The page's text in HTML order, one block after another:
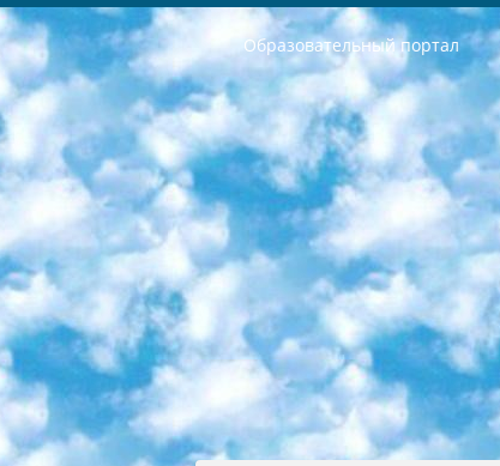
Образовательный портал
РЕСПУБЛИКА УЗБЕКИСТАН МИНИСТРЕРСТВО ДОШКОЛЬНОГО И ШКОЛЬНОГО ОБРАЗОВАНИЯ КОМАНДА в общеобразовательных учреждениях в 2023-2024 учебном году организация и проведение итоговой государственной аттестации обучающихся о Министра дошкольного и школьного образования Республики Узбекистан от 4 марта 2008 года (постановлением Минюста от 20 марта 2008 года № 1778 государственной регистрации) «Итоговое состояние учащихся общего среднего образования на основании положения об утверждении положения об аттестации общего среднего образования выпускной экзамен студентов в образовательных учреждениях в 2023-2024 учебном году В целях организации и прохождения аттестации приказываю: 1. Следующее: перечень предметов, по которым будет проводиться итоговая государственная аттестация и экзамен формы перевода согласно приложению 1; сертификаты международного образца, оценивающие уровень владения иностранными языками перечень согласно приложению 2; 2. Педагогический при специализированных образовательных учреждениях. научно-практический центр квалификации и международной оценки (Д.Давидова) 2024 г. До 25 марта: задания по предметам, по которым будет проводиться итоговая аттестация разработка и утверждение технических условий; итоговая аттестация на основании разработанного предметного задания разработка вопросов по предметам (устно и письменно), экзамен передача; общеобразовательные средние школы и специальные учебные заведения учащиеся выпускных классов школ и интернатов в агентской системе подготовка базы данных экзаменационных материалов и критериев оценки; перевод базы экзаменационных материалов на все языки обучения подать в Республиканский образовательный центр для изготовления; варианты экзаменов на основе разработанных контрольных материалов пусть будут поставлены задачи формирования. 3. Республиканский образовательный центр (Ш.Худайкулов) до 5 апреля 2024 года. до: база данных предоставленных экзаменационных материалов на все языки обучения перевод и экспертиза; для слепых, слабовидящих, глухих, слабослышащих и умственно отсталых детей учащиеся выпускных классов специализированных школ и школ-интернатов база данных экзаменационных